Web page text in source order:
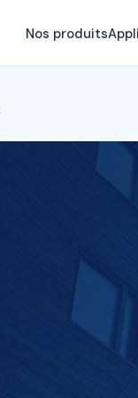
Nos produits